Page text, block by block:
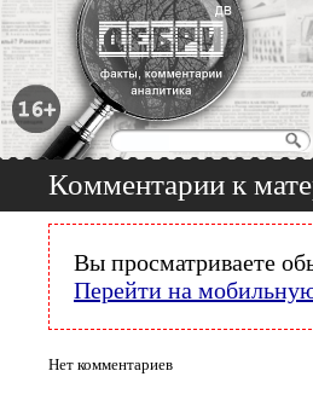
Комментарии к
Вы просматриваете
Перейти на
Нет комментариев